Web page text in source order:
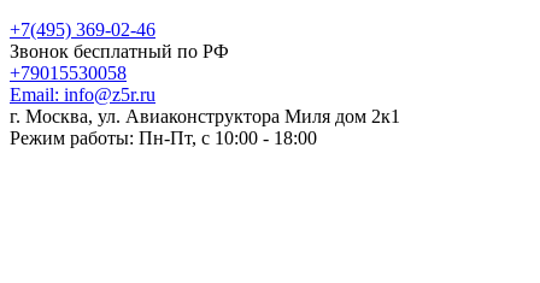
+7(495) 369-02-46
Звонок бесплатный по РФ
+79015530058
Email: info@z5r.ru
г. Москва, ул. Авиаконструктора Миля дом 2к1
Режим работы: Пн-Пт, с 10:00 - 18:00